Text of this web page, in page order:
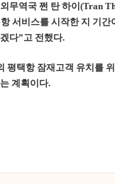
무역국 쩐 탄 하이(Tran
서비스를 시작한 지 기
다”고 전했다.
평택항 잠재고객 유치를
계획이다.